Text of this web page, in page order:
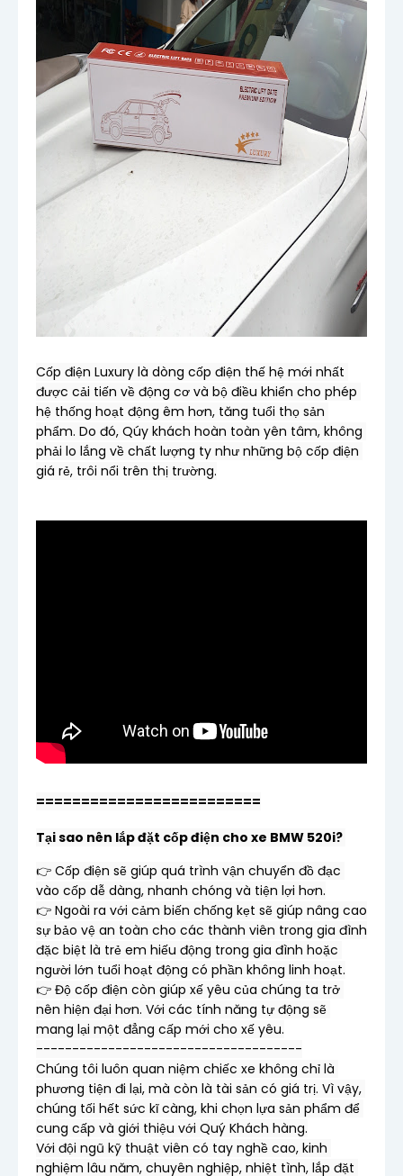
Cốp điện Luxury là dòng cốp điện thế hệ mới nhất
được cải tiến về động cơ và bộ điều khiển cho phép
hệ thống hoạt động êm hơn, tăng tuổi thọ sản
phẩm. Do đó, Qúy khách hoàn toàn yên tâm, không
phải lo lắng về chất lượng ty như những bộ cốp điện
=========================
Tại sao nên lắp đặt cốp điện cho xe BMW 520i?
👉 Cốp điện sẽ giúp quá trình vận chuyển đồ đạc
vào cốp dễ dàng, nhanh chóng và tiện lợi hơn.
👉 Ngoài ra với cảm biến chống kẹt sẽ giúp nâng cao
sự bảo vệ an toàn cho các thành viên trong gia đình
đặc biệt là trẻ em hiếu động trong gia đình hoặc
người lớn tuổi hoạt động có phần không linh hoạt.
👉 Độ cốp điện còn giúp xế yêu của chúng ta trở
nên hiện đại hơn. Với các tính năng tự động sẽ
mang lại một đẳng cấp mới cho xế yêu.
-------------------------------------
Chúng tôi luôn quan niệm chiếc xe không chỉ là
phương tiện đi lại, mà còn là tài sản có giá trị. Vì vậy,
chúng tối hết sức kĩ càng, khi chọn lựa sản phẩm để
cung cấp và giới thiệu với Quý Khách hàng.
Với đội ngũ kỹ thuật viên có tay nghề cao, kinh
nghiệm lâu năm, chuyên nghiệp, nhiệt tình, lắp đặt